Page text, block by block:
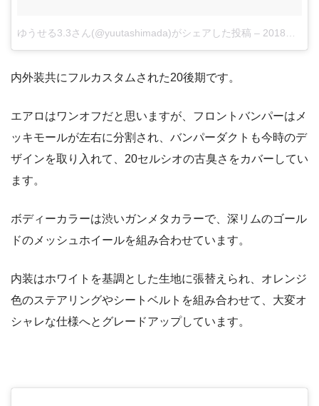
ゆうせる3.3さん(@yuutashimada)がシェアした投稿 – 2018年 1月月12日午後3時57分PST
内外装共にフルカスタムされた20後期です。
エアロはワンオフだと思いますが、フロントバンパーはメ
ッキモールが左右に分割され、バンパーダクトも今時のデ
ザインを取り入れて、20セルシオの古臭さをカバーしてい
ます。
ボディーカラーは渋いガンメタカラーで、深リムのゴール
ドのメッシュホイールを組み合わせています。
内装はホワイトを基調とした生地に張替えられ、オレンジ
色のステアリングやシートベルトを組み合わせて、大変オ
シャレな仕様へとグレードアップしています。